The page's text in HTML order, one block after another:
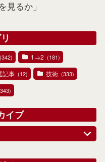
見るか」
(342) 1→2 (181)
記事 (12) 技術 (333)
イブ